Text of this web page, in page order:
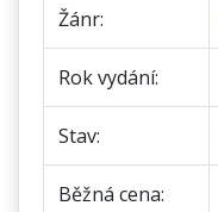
Žánr:
Rok vydání:
Stav:
Běžná cena: